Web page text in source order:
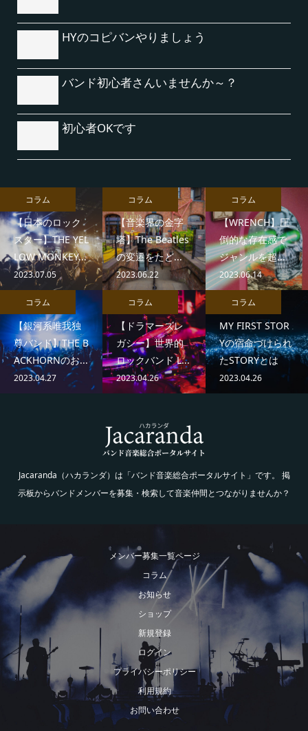
HYのコピバンやりましょう
バンド初心者さんいませんか～？
初心者OKです
【日本のロック
スター】THE YEL
LOW MONKEY...
2023.07.05
コラム
【音楽界の金字
塔】The Beatles
の変遷をたど...
2023.06.22
コラム
【WRENCH】圧
倒的な存在感で
ジャンルを超...
2023.06.14
コラム
【銀河系唯我独
尊バンド】THE B
ACKHORNのお...
2023.04.27
コラム
【ドラマーズレ
ガシー】世界的
ロックバンド L...
2023.04.26
コラム
MY FIRST STOR
Yの宿命づけられ
たSTORYとは
2023.04.26
コラム
Jacaranda（ハカランダ）は「バンド音楽総合ポータルサイト」です。 掲
示板からバンドメンバーを募集・検索して音楽仲間とつながりませんか？
メンバー募集一覧ページ
コラム
お知らせ
ショップ
新規登録
ログイン
プライバシーポリシー
利用規約
お問い合わせ